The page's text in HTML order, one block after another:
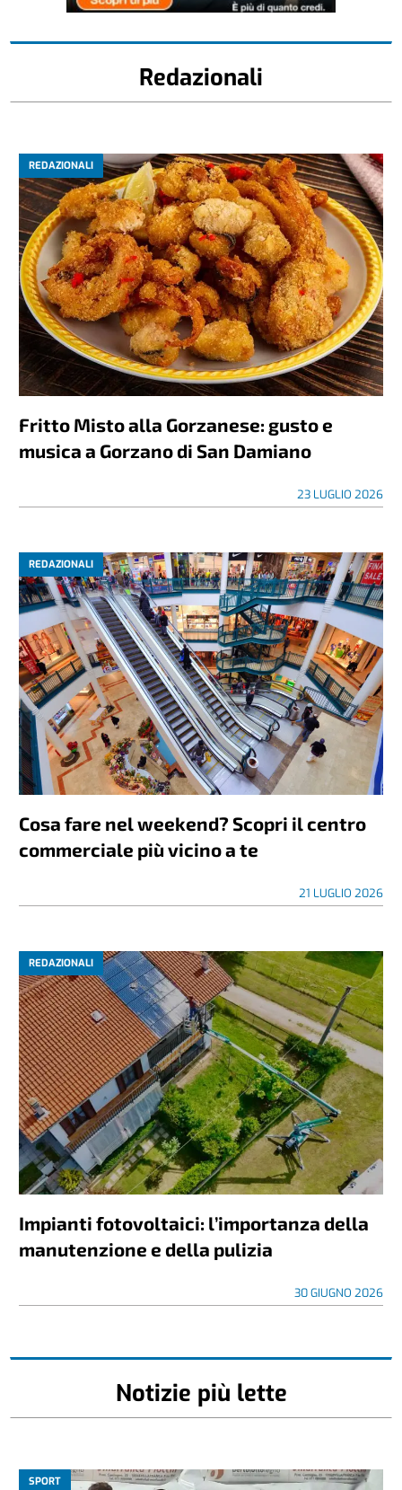
Redazionali
REDAZIONALI
Fritto Misto alla Gorzanese: gusto e
musica a Gorzano di San Damiano
23 LUGLIO 2026
REDAZIONALI
Cosa fare nel weekend? Scopri il centro
commerciale più vicino a te
21 LUGLIO 2026
REDAZIONALI
Impianti fotovoltaici: l’importanza della
manutenzione e della pulizia
30 GIUGNO 2026
Notizie più lette
SPORT